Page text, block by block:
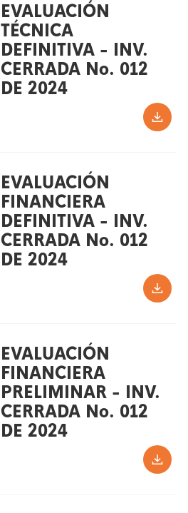
EVALUACIÓN
TÉCNICA
DEFINITIVA - INV.
CERRADA No. 012
DE 2024
EVALUACIÓN
FINANCIERA
DEFINITIVA - INV.
CERRADA No. 012
DE 2024
EVALUACIÓN
FINANCIERA
PRELIMINAR - INV.
CERRADA No. 012
DE 2024